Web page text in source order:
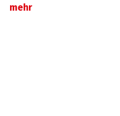
mehr